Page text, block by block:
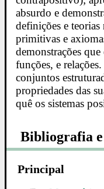
absurdo e
definições e teorias
primitivas e
demonstrações
funções, e
conjuntos
propriedades das
quê os sistemas
Bibliografia
Principal